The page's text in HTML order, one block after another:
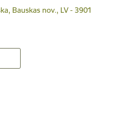
Bauskas nov., LV - 3901